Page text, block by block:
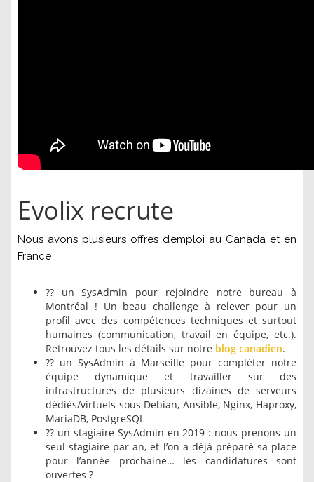
Evolix recrute
Nous avons plusieurs offres d’emploi au Canada et en
France :
?? un SysAdmin pour rejoindre notre bureau à
Montréal ! Un beau challenge à relever pour un
profil avec des compétences techniques et surtout
humaines (communication, travail en équipe, etc.).
Retrouvez tous les détails sur notre blog canadien.
?? un SysAdmin à Marseille pour compléter notre
équipe dynamique et travailler sur des
infrastructures de plusieurs dizaines de serveurs
dédiés/virtuels sous Debian, Ansible, Nginx, Haproxy,
MariaDB, PostgreSQL
?? un stagiaire SysAdmin en 2019 : nous prenons un
seul stagiaire par an, et l’on a déjà préparé sa place
pour l’année prochaine… les candidatures sont
ouvertes ?